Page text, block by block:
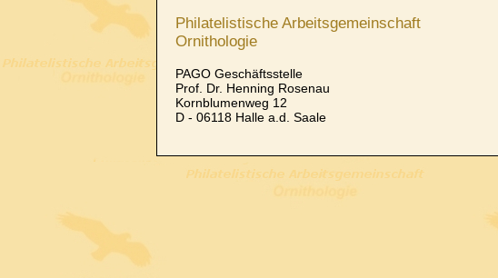
Philatelistische Arbeitsgemeinschaft
Ornithologie
PAGO Geschäftsstelle
Prof. Dr. Henning Rosenau
Kornblumenweg 12
D - 06118 Halle a.d. Saale